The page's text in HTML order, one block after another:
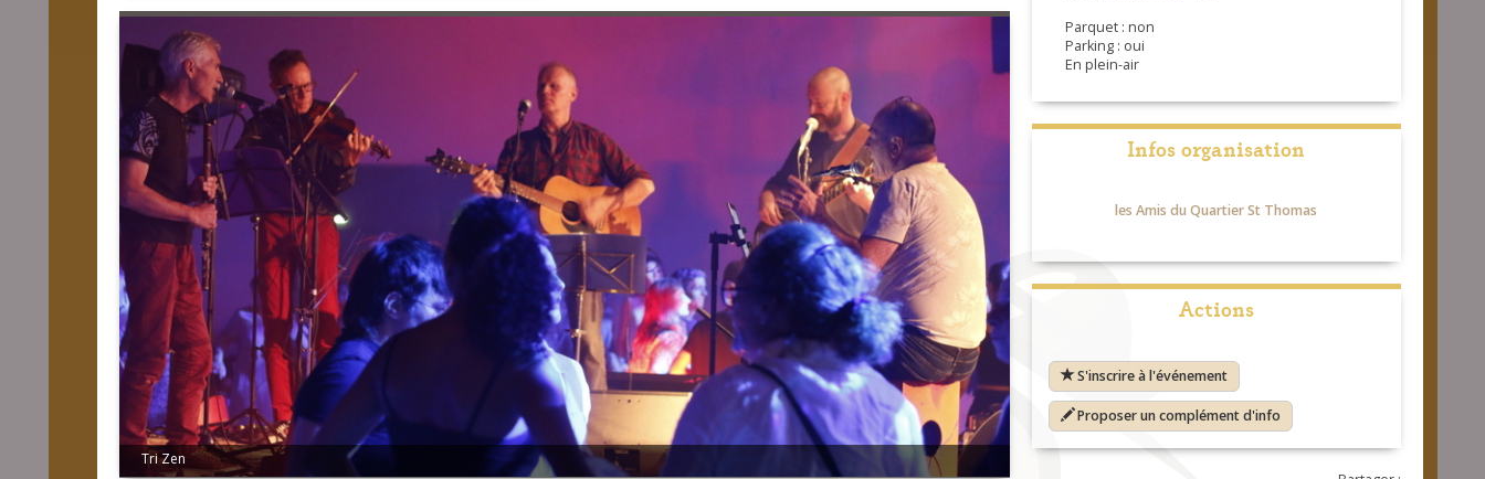
Tri Zen
Parquet : non
Parking : oui
En plein-air
Infos organisation
les Amis du Quartier St Thomas
Actions
S'inscrire à l'événement
Proposer un complément d'info